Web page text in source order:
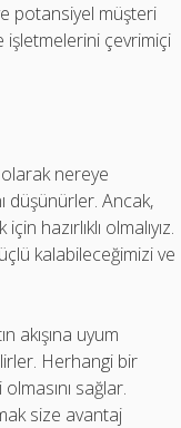
potansiyel müşteri
işletmelerini çevrimiçi
nereye
düşünürler. Ancak,
hazırlıklı olmalıyız.
kalabileceğimizi ve
akışına uyum
Herhangi bir
sağlar.
size avantaj